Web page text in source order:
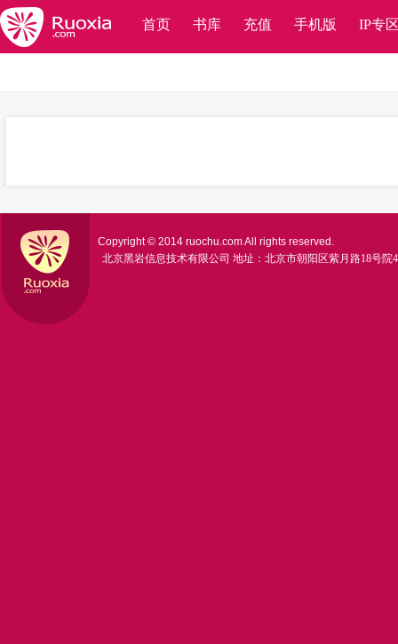
首页 书库 充值 手机版 IP专
Copyright © 2014 ruochu.com All rights reserved.
北京黑岩信息技术有限公司 地址：北京市朝阳区紫月路18号院